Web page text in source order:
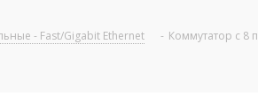
- Fast/Gigabit Ethernet - Коммутатор c 8